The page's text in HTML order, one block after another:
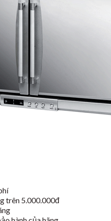
trên 5.000.000đ